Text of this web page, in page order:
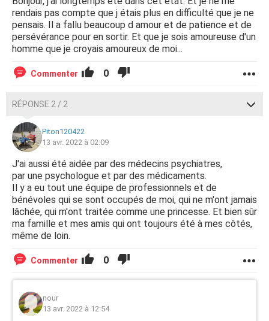
à avoir un déclic.
Auriez vous une solution pour ressentir quelque chose (du
stresse de la tristesse peu importe) je veux juste me
"reconnecter" au monde .
rendais pas compte que j étais plus en difficulté que je ne
pensais. Il a fallu beaucoup d amour et de patience et de
persévérance pour en sortir. Et que je sois amoureuse d'un
homme que je croyais amoureux de moi...
Commenter 0
RÉPONSE 2 / 2
Piton120422
13 avr. 2022 à 02:09
J'ai aussi été aidée par des médecins psychiatres,
par une psychologue et par des médicaments.
Il y a eu tout une équipe de professionnels et de
bénévoles qui se sont occupés de moi, qui ne m'ont jamais
lâchée, qui m'ont traitée comme une princesse. Et bien sûr
ma famille et mes amis qui ont toujours été à mes côtés,
même de loin.
Commenter 0
nour
13 avr. 2022 à 12:54